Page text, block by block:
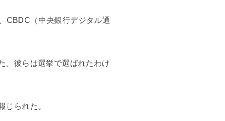
CBDC（中央銀行デジタル通
。彼らは選挙で選ばれたわけ
じられた。